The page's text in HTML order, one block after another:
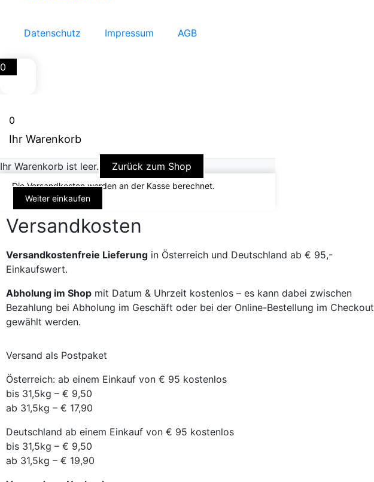
Datenschutz Impressum AGB
0
0
Ihr Warenkorb
Ihr Warenkorb ist leer. Zurück zum Shop
Die Versandkosten werden an der Kasse berechnet.
Weiter einkaufen
Versandkosten
Versandkostenfreie Lieferung in Österreich und Deutschland ab € 95,-
Einkaufswert.
Abholung im Shop mit Datum & Uhrzeit kostenlos – es kann dabei zwischen
Bezahlung bei Abholung im Geschäft oder bei der Online-Bestellung im Checkout
gewählt werden.
Versand als Postpaket
Österreich: ab einem Einkauf von € 95 kostenlos
bis 31,5kg – € 9,50
ab 31,5kg – € 17,90
Deutschland ab einem Einkauf von € 95 kostenlos
bis 31,5kg – € 9,50
ab 31,5kg – € 19,90